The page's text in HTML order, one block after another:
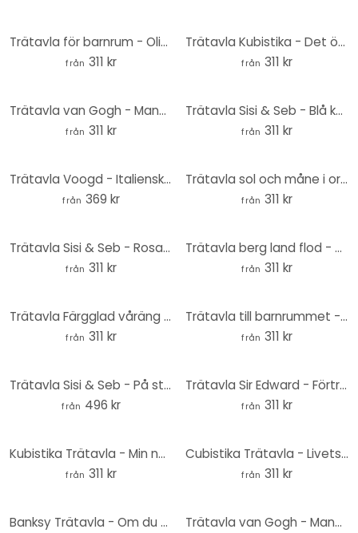
Trätavla för barnrum - Oliver Robins - Färgglad gård med djur - Rund
från 311 kr
Trätavla Kubistika - Det öppna havet - Rund
från 311 kr
Trätavla van Gogh - Mandelblomma höstlig - Rund
från 311 kr
Trätavla Sisi & Seb - Blå kakadua - Rund
från 311 kr
Trätavla Voogd - Italienskt landskap med paraplytallar - Rund
från 369 kr
Trätavla sol och måne i orange - Kubistika - Rund
från 311 kr
Trätavla Sisi & Seb - Rosa kakadua - Rund
från 311 kr
Trätavla berg land flod - SpaceFrog Designs - Round
från 311 kr
Trätavla Färgglad våräng - SpaceFrog Designs - Rund
från 311 kr
Trätavla till barnrummet - Liten nalle med ballong - Magnusson - Rund
från 311 kr
Trätavla Sisi & Seb - På stranden - Rund
från 496 kr
Trätavla Sir Edward - Förtrollande blommor - Rund
från 311 kr
Kubistika Trätavla - Min natur - Rund
från 311 kr
Cubistika Trätavla - Livets träd - Guld - Rund
från 311 kr
Banksy Trätavla - Om du blir trött - Rund Trätavla van Gogh - Mandelblomma Rosé - Rund